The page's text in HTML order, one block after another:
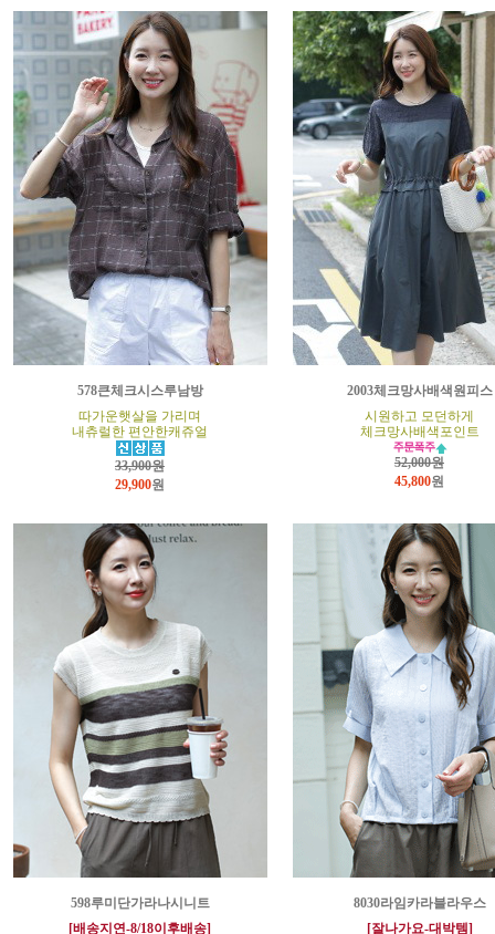
578큰체크시스루남방
따가운햇살을 가리며
내츄럴한 편안한캐쥬얼
33,900원
29,900원
2003체크망사배색원피스
시원하고 모던하게
체크망사배색포인트
52,000원
45,800원
598루미단가라나시니트
[배송지연-8/18이후배송]
8030라임카라블라우스
[잘나가요-대박템]